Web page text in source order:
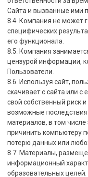
Сайта и вызванные ими
8.4. Компания не может
специфических
его функционала.
8.5. Компания
цензурой информации,
Пользователи.
8.6. Используя сайт,
скачивает с сайта или
свой собственный риск
возможные
материалов, в том
причинить компьютеру
потерю данных или
8.7. Материалы,
информационный
образовательных